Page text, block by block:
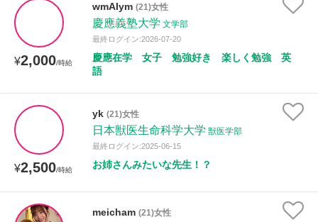
¥2,000/時給
wmAIym (21)女性
慶應義塾大学 文学部
最終ログイン:2026-07-20
慶應在学 女子 勉強好き 楽しく勉強 英
語
¥2,500/時給
yk (21)女性
日本獣医生命科学大学 獣医学部
最終ログイン:2025-06-15
お姉さんみたいな先生！？
meicham (21)女性